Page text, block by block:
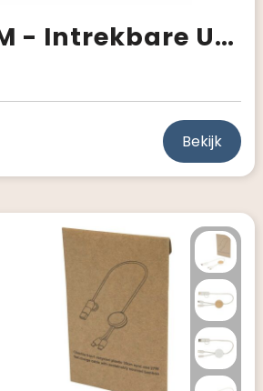
TOGOBAM - Intrekbare USB-laadkabel
Bekijk